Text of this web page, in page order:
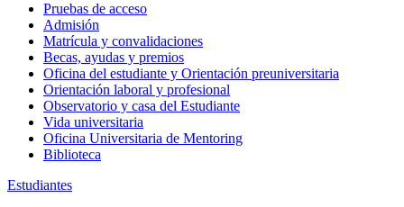
Pruebas de acceso
Admisión
Matrícula y convalidaciones
Becas, ayudas y premios
Oficina del estudiante y Orientación preuniversitaria
Orientación laboral y profesional
Observatorio y casa del Estudiante
Vida universitaria
Oficina Universitaria de Mentoring
Biblioteca
Estudiantes